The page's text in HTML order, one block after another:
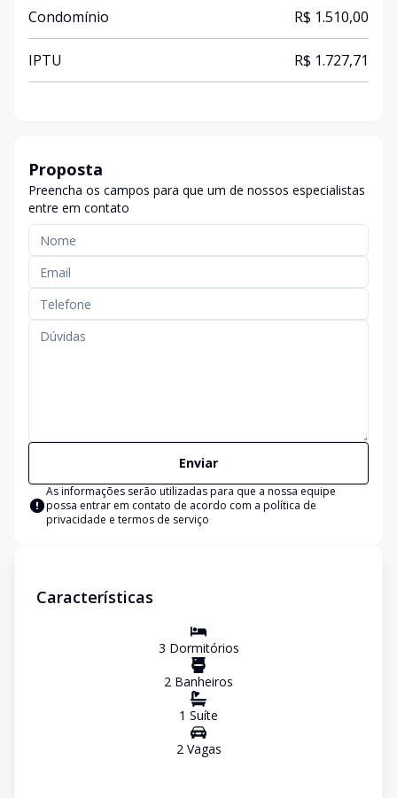
Condomínio R$ 1.510,00
IPTU R$ 1.727,71
Proposta
Preencha os campos para que um de nossos especialistas
entre em contato
Enviar
As informações serão utilizadas para que a nossa equipe
possa entrar em contato de acordo com a política de
privacidade e termos de serviço
Características
3 Dormitórios
2 Banheiros
1 Suíte
2Vagas